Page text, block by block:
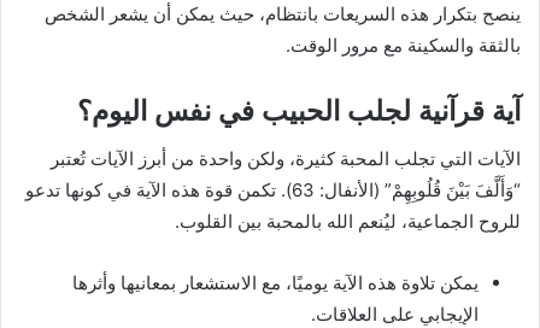
ينصح بتكرار هذه السريعات بانتظام، حيث يمكن أن يشعر الشخص
بالثقة والسكينة مع مرور الوقت.
آية قرآنية لجلب الحبيب في نفس اليوم؟
الآيات التي تجلب المحبة كثيرة، ولكن واحدة من أبرز الآيات تُعتبر
“وَأَلَّفَ بَيْنَ قُلُوبِهِمْ” (الأنفال: 63). تكمن قوة هذه الآية في كونها تدعو
للروح الجماعية، ليُنعم الله بالمحبة بين القلوب.
يمكن تلاوة هذه الآية يوميًا، مع الاستشعار بمعانيها وأثرها
الإيجابي على العلاقات.